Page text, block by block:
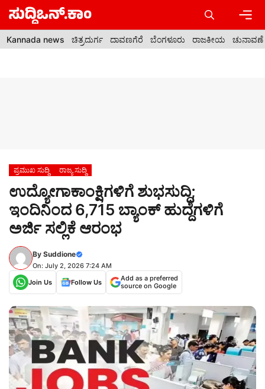
Skip
content
Kannada news ಚಿತ್ರದುರ್ಗ ದಾವಣಗೆರೆ ಬೆಂಗಳೂರು ರಾಜಕೀಯ ಚುನಾವಣೆ
ಪ್ರಮುಖ ಸುದ್ದಿ ರಾಜ್ಯ ಸುದ್ದಿ
ಉದ್ಯೋಗಾಕಾಂಕ್ಷಿಗಳಿಗೆ ಶುಭಸುದ್ದಿ;
ಇಂದಿನಿಂದ 6,715 ಬ್ಯಾಂಕ್ ಹುದ್ದೆಗಳಿಗೆ
ಅರ್ಜಿ ಸಲ್ಲಿಕೆ ಆರಂಭ
By Suddione
On: July 2, 2026 7:24 AM
Join Us
Follow Us
Add as a preferred
source on Google